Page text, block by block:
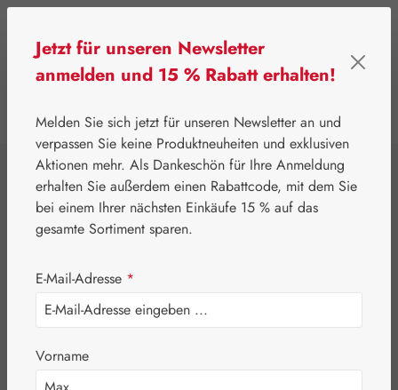
⌂ Gall Pharma Augen
Heidelbeer PE
GPH Kapseln
Jetzt für unseren Newsletter
anmelden und 15 % Rabatt erhalten!
Melden Sie sich jetzt für unseren Newsletter an und
verpassen Sie keine Produktneuheiten und exklusiven
Aktionen mehr. Als Dankeschön für Ihre Anmeldung
erhalten Sie außerdem einen Rabattcode, mit dem Sie
bei einem Ihrer nächsten Einkäufe 15 % auf das
gesamte Sortiment sparen.
E-Mail-Adresse *
Vorname